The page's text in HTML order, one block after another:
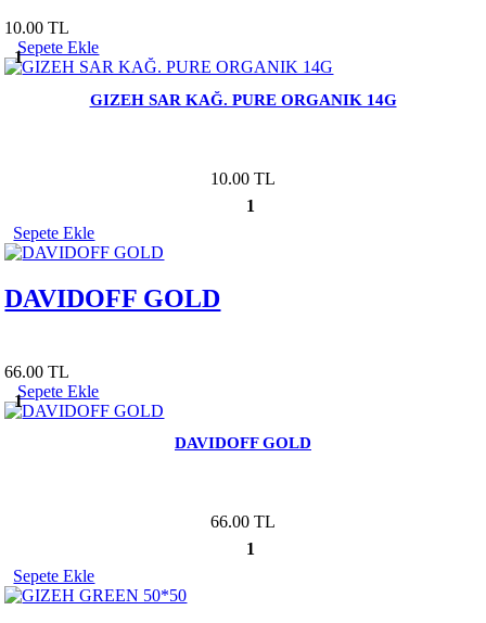
10.00 TL
1
Sepete Ekle
GIZEH SAR KAĞ. PURE ORGANIK 14G
10.00 TL
1
Sepete Ekle
DAVIDOFF GOLD
66.00 TL
1
Sepete Ekle
DAVIDOFF GOLD
66.00 TL
1
Sepete Ekle